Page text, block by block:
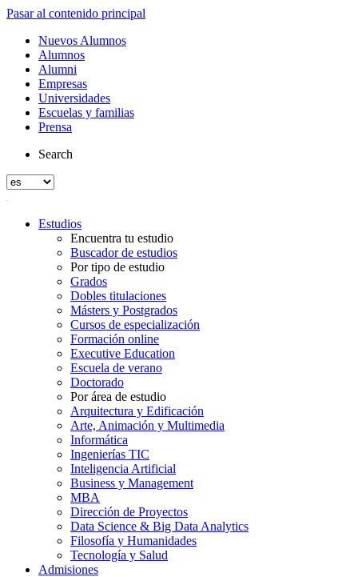
Pasar al contenido principal
Nuevos Alumnos
Alumnos
Alumni
Empresas
Universidades
Escuelas y familias
Prensa
Search
Estudios
Encuentra tu estudio
Buscador de estudios
Por tipo de estudio
Grados
Dobles titulaciones
Másters y Postgrados
Cursos de especialización
Formación online
Executive Education
Escuela de verano
Doctorado
Por área de estudio
Arquitectura y Edificación
Arte, Animación y Multimedia
Informática
Ingenierías TIC
Inteligencia Artificial
Business y Management
MBA
Dirección de Proyectos
Data Science & Big Data Analytics
Filosofía y Humanidades
Tecnología y Salud
Admisiones